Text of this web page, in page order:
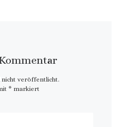
nicht veröffentlicht.
* markiert